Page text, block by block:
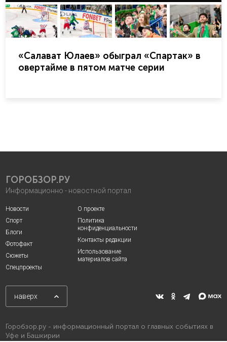
«Салават Юлаев» обыграл «Спартак» в
овертайме в пятом матче серии
ГОРОБЗОР.РУ
Информационно - новостной портал
Новости
Спорт
Блоги
Фотофакт
Сюжеты
Спецпроекты
О проекте
Политика
конфиденциальности
Контакты редакции
Использование
материалов сайта
наверх
Горобзор.ру - информационный портал о главных событиях в
Уфе и Башкирии